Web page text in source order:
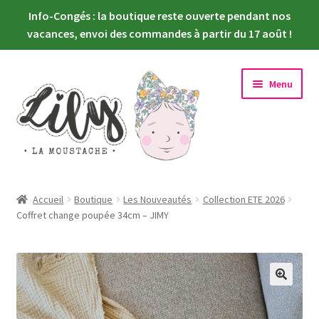
Info-Congés : la boutique reste ouverte pendant nos
vacances, envoi des commandes à partir du 17 août !
la
navigation
contenu
Menu
le
Choisir sa poupée
menu
enfant
Habiller sa poupée
Ouvrir
le
menu
enfant
Newsletter
Accueil Boutique Les Nouveautés
Collection ETE 2026
Coffret change poupée 34cm – JIMY